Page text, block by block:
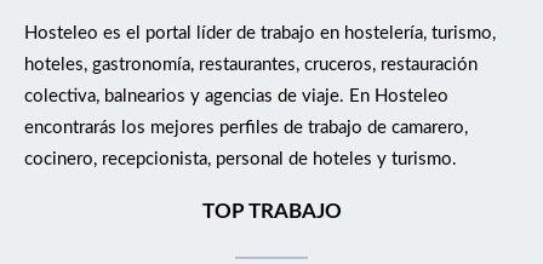
Hosteleo es el portal líder de trabajo en hostelería, turismo,
hoteles, gastronomía, restaurantes, cruceros, restauración
colectiva, balnearios y agencias de viaje. En Hosteleo
encontrarás los mejores perfiles de trabajo de camarero,
cocinero, recepcionista, personal de hoteles y turismo.
TOP TRABAJO